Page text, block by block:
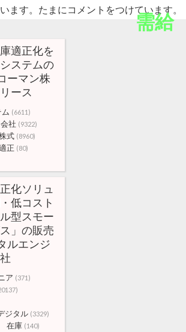
す。たまにコメントをつけています。
需給
適正化を
ステムの
ーマン株
ース
(6611)
会社 (9322)
式 (8960)
正 (80)
化ソリュ
低コスト
型スモー
」の販売
ルエンジ
ア (371)
ジタル (3329)
在庫 (140)